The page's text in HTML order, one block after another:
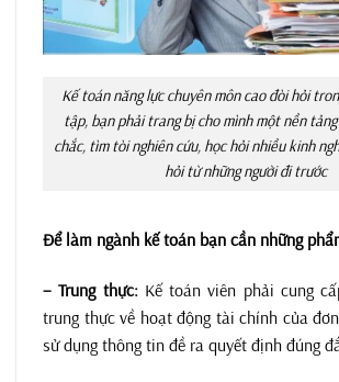
Kế toán năng lực chuyên môn cao đòi hỏi
tập, bạn phải trang bị cho mình một nền
chắc, tìm tòi nghiên cứu, học hỏi nhiều kinh
hỏi từ những người đi trước
Để làm ngành kế toán bạn cần những
– Trung thực:Kế toán viên phải cung
trung thực về hoạt động tài chính của
sử dụng thông tin đề ra quyết định đúng